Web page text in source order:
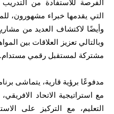
الفرصة للاستفادة من
وأيضًا لاكتشاف العديد من
وبالتالي تعزيز العلاقات بين
مشتركة لمستقبل رقمي مستدام.
مدفوعًا برؤية قارية، يتماشى
التعليم، مع التركيز على